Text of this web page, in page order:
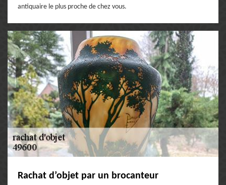
antiquaire le plus proche de chez vous.
Rachat d’objet par un brocanteur